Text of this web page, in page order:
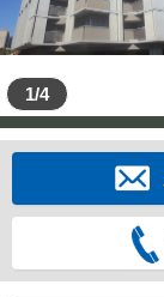
1/4